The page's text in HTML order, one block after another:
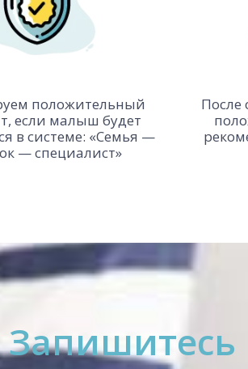
положительный
если малыш будет
в системе: «Семья —
— специалист»
После
Запишитесь